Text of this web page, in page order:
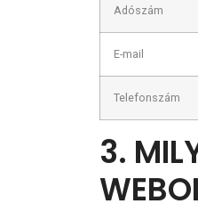
Adószám
E-mail
Telefonszám
3.